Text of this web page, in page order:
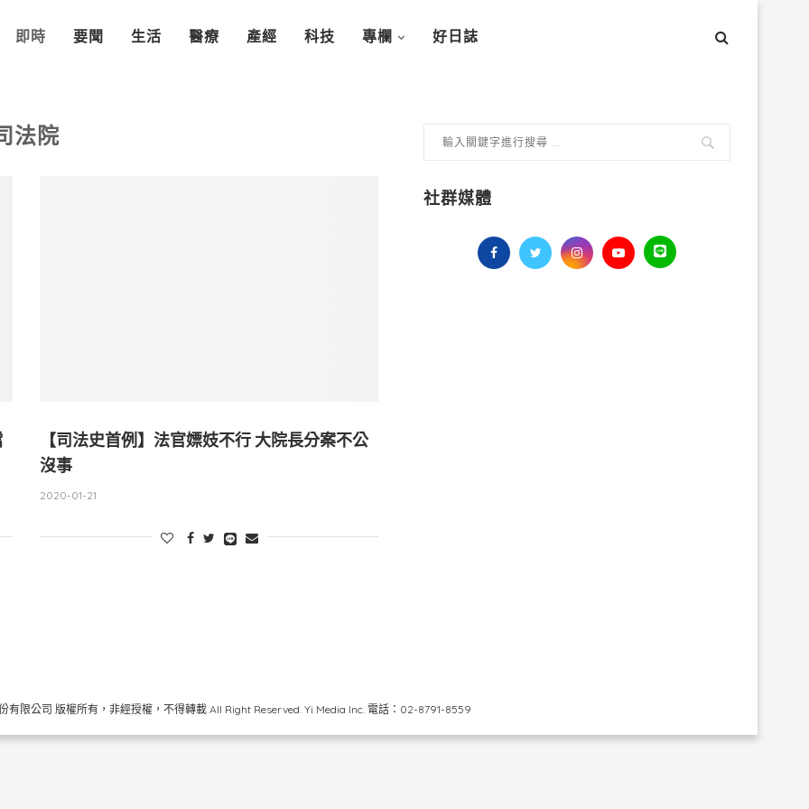
即時 要聞 生活 醫療 產經 科技 專欄 好日誌
法院
【司法史首例】法官嫖妓不行 大院長分案不公
沒事
2020-01-21
社群媒體
有限公司 版權所有，非經授權，不得轉載 All Right Reserved. Yi Media Inc. 電話：02-8791-8559